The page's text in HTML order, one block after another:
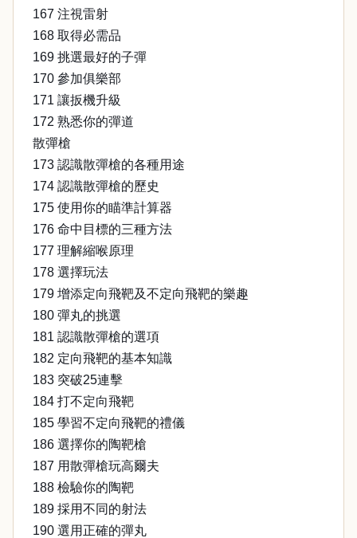
167 注視雷射
168 取得必需品
169 挑選最好的子彈
170 參加俱樂部
171 讓扳機升級
172 熟悉你的彈道
散彈槍
173 認識散彈槍的各種用途
174 認識散彈槍的歷史
175 使用你的瞄準計算器
176 命中目標的三種方法
177 理解縮喉原理
178 選擇玩法
179 增添定向飛靶及不定向飛靶的樂趣
180 彈丸的挑選
181 認識散彈槍的選項
182 定向飛靶的基本知識
183 突破25連擊
184 打不定向飛靶
185 學習不定向飛靶的禮儀
186 選擇你的陶靶槍
187 用散彈槍玩高爾夫
188 檢驗你的陶靶
189 採用不同的射法
190 選用正確的彈丸